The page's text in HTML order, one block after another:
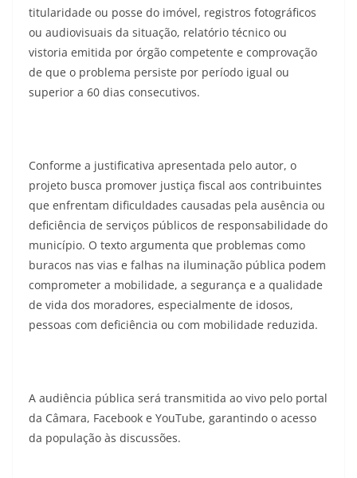
titularidade ou posse do imóvel, registros fotográficos
ou audiovisuais da situação, relatório técnico ou
vistoria emitida por órgão competente e comprovação
de que o problema persiste por período igual ou
superior a 60 dias consecutivos.
Conforme a justificativa apresentada pelo autor, o
projeto busca promover justiça fiscal aos contribuintes
que enfrentam dificuldades causadas pela ausência ou
deficiência de serviços públicos de responsabilidade do
município. O texto argumenta que problemas como
buracos nas vias e falhas na iluminação pública podem
comprometer a mobilidade, a segurança e a qualidade
de vida dos moradores, especialmente de idosos,
pessoas com deficiência ou com mobilidade reduzida.
A audiência pública será transmitida ao vivo pelo portal
da Câmara, Facebook e YouTube, garantindo o acesso
da população às discussões.